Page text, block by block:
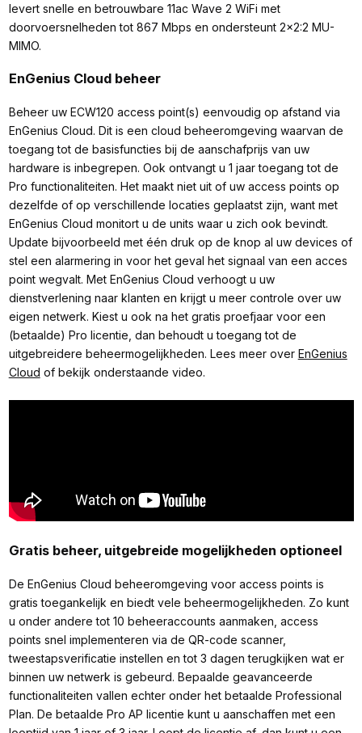
levert snelle en betrouwbare 11ac Wave 2 WiFi met
doorvoersnelheden tot 867 Mbps en ondersteunt 2×2:2 MU-
MIMO.
EnGenius Cloud beheer
Beheer uw ECW120 access point(s) eenvoudig op afstand via
EnGenius Cloud. Dit is een cloud beheeromgeving waarvan de
toegang tot de basisfuncties bij de aanschafprijs van uw
hardware is inbegrepen. Ook ontvangt u 1 jaar toegang tot de
Pro functionaliteiten. Het maakt niet uit of uw access points op
dezelfde of op verschillende locaties geplaatst zijn, want met
EnGenius Cloud monitort u de units waar u zich ook bevindt.
Update bijvoorbeeld met één druk op de knop al uw devices of
stel een alarmering in voor het geval het signaal van een acces
point wegvalt. Met EnGenius Cloud verhoogt u uw
dienstverlening naar klanten en krijgt u meer controle over uw
eigen netwerk. Kiest u ook na het gratis proefjaar voor een
(betaalde) Pro licentie, dan behoudt u toegang tot de
uitgebreidere beheermogelijkheden. Lees meer over EnGenius
Cloud of bekijk onderstaande video.
Gratis beheer, uitgebreide mogelijkheden optioneel
De EnGenius Cloud beheeromgeving voor access points is
gratis toegankelijk en biedt vele beheermogelijkheden. Zo kunt
u onder andere tot 10 beheeraccounts aanmaken, access
points snel implementeren via de QR-code scanner,
tweestapsverificatie instellen en tot 3 dagen terugkijken wat er
binnen uw netwerk is gebeurd. Bepaalde geavanceerde
functionaliteiten vallen echter onder het betaalde Professional
Plan. De betaalde Pro AP licentie kunt u aanschaffen met een